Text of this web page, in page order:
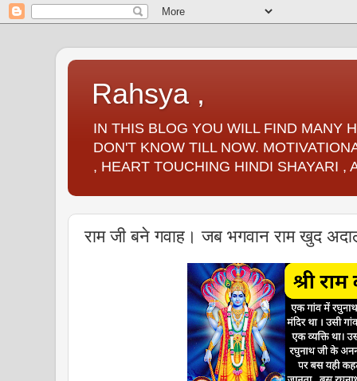
Rahsya ,
IN THIS BLOG YOU WILL FIND MANY
DON'T KNOW TILL NOW.
, HEART TOUCHING HINDI SHAYARI ,
राम जी बने गवाह। जब भगवान राम खुद